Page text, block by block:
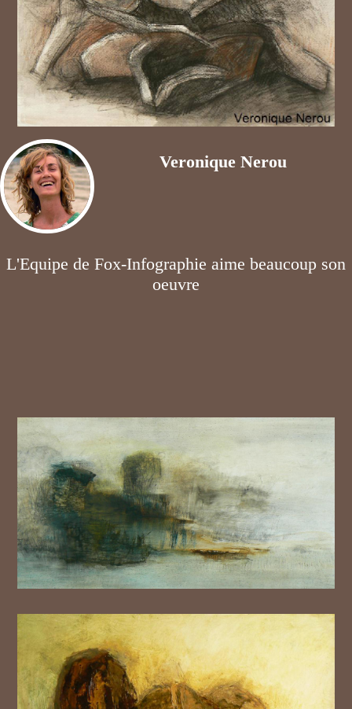
Veronique Nerou
L'Equipe de Fox-Infographie aime beaucoup son
oeuvre